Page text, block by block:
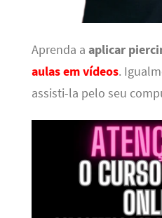
Aprenda a aplicar
aulas em vídeos.
assisti-la pelo seu